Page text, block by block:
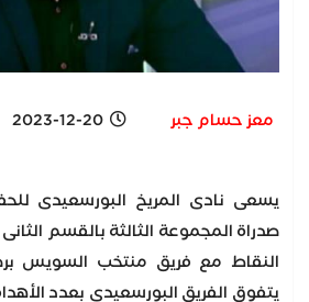
معز حسام جبر 2023-12-20 3:22 PM
يسعى نادى المريخ البورسعيدى
صدراة المجموعة الثالثة بالقسم